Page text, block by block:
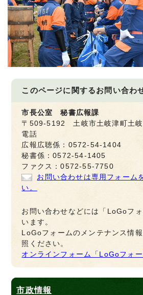
このページに関するお問い合わ
市長公室 秘書広報課
〒509-5192 土岐市土岐津町土岐
電話
広報広聴係：0572-54-1404
秘書係：0572-54-1405
ファクス：0572-55-7750
お問い合わせは専用フォーム
い。
お問い合わせなどには「LoGoフ
います。
LoGoフォームのメンテナンス情
照ください。
オンラインフォーム「LoGoフォ
市政情報